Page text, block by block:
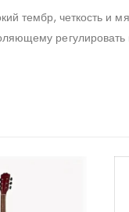
тембр, четкость и